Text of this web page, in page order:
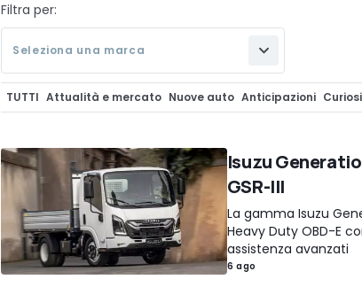
Filtra per:
Seleziona una marca
TUTTI Attualità e mercato Nuove auto Anticipazioni
Prototipi & Concept Trasporto Pesante
OmniTrattore.it Accessori Videogame Speciali Live
Le dritte di Andrea
Isuzu
GSR-III
La gamma Isuzu
Heavy Duty OBD-E
assistenza avanzati
6 ago